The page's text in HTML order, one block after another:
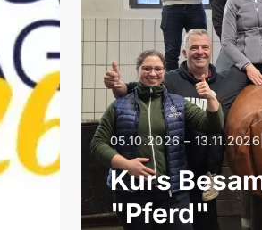
05.10.2026 – 13.11.2026
Kurs
"Pferd"